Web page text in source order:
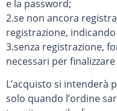
e la password;
2.se non ancora
registrazione,
3.senza registrazione,
necessari per finalizzare
L’acquisto si intenderà
solo quando l’ordine